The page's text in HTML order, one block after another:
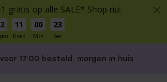
gratis op alle SALE* Shop nu!
11
Uren
00
Min
23
Sec
17:00 besteld, morgen in huis